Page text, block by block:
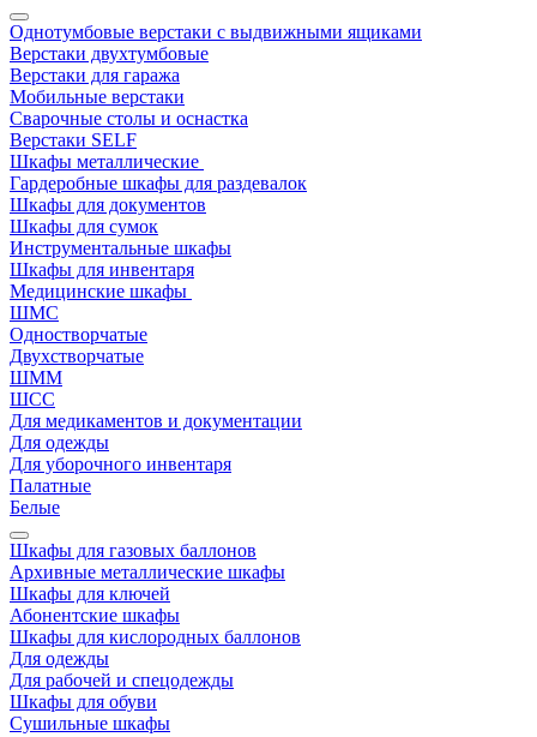
Однотумбовые верстаки с выдвижными ящиками
Верстаки двухтумбовые
Верстаки для гаража
Мобильные верстаки
Сварочные столы и оснастка
Верстаки SELF
Шкафы металлические
Гардеробные шкафы для раздевалок
Шкафы для документов
Шкафы для сумок
Инструментальные шкафы
Шкафы для инвентаря
Медицинские шкафы
ШМС
Одностворчатые
Двухстворчатые
ШММ
ШСС
Для медикаментов и документации
Для одежды
Для уборочного инвентаря
Палатные
Белые
Шкафы для газовых баллонов
Архивные металлические шкафы
Шкафы для ключей
Абонентские шкафы
Шкафы для кислородных баллонов
Для одежды
Для рабочей и спецодежды
Шкафы для обуви
Сушильные шкафы